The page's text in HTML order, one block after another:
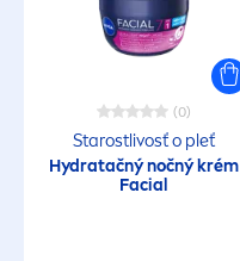
(0)
Starostlivosť o pleť
Hydratačný nočný krém
Facial